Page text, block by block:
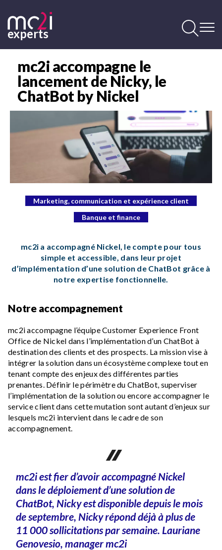
principal
experts
Contenu
mc2i accompagne le
lancement de Nicky, le
ChatBot by Nickel
Marketing, communication et expérience client
Banque et finance
mc2i a accompagné Nickel, le compte pour tous
simple et accessible, dans leur projet
d’implémentation d’une solution de ChatBot grâce à
notre expertise fonctionnelle.
Notre accompagnement
mc2i accompagne l’équipe Customer Experience Front
Office de Nickel dans l’implémentation d’un ChatBot à
destination des clients et des prospects. La mission vise à
intégrer la solution dans un écosystème complexe tout en
tenant compte des enjeux des différentes parties
prenantes. Définir le périmètre du ChatBot, superviser
l’implémentation de la solution ou encore accompagner le
service client dans cette mutation sont autant d’enjeux sur
lesquels mc2i intervient dans le cadre de son
accompagnement.
mc2i est fier d’avoir accompagné Nickel
dans le déploiement d’une solution de
ChatBot, Nicky est disponible depuis le mois
de septembre, Nicky répond déjà à plus de
11 000 sollicitations par semaine. Lauriane
Genovesio, manager mc2i